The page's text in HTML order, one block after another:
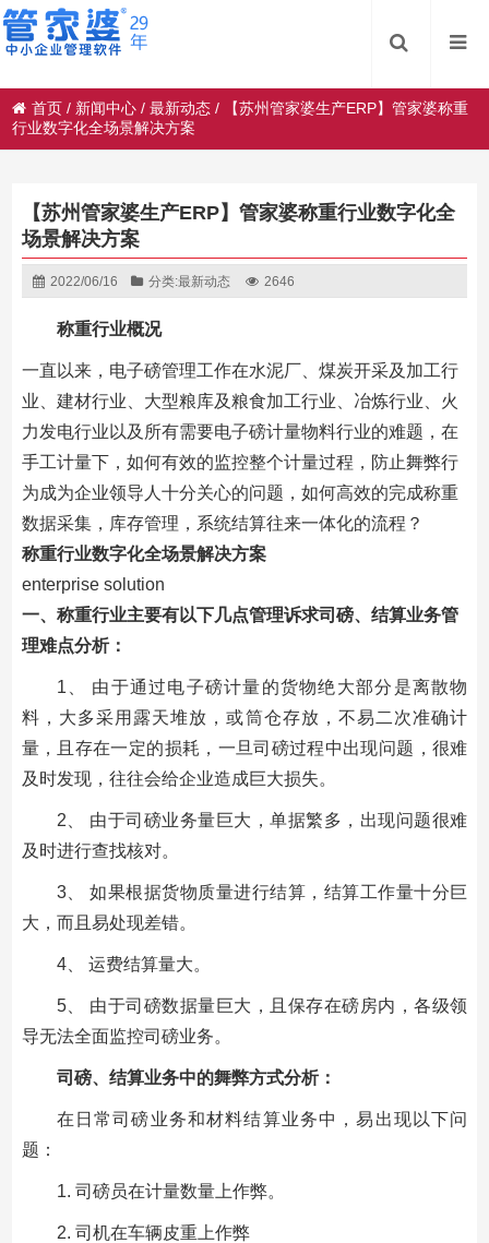
首页 / 新闻中心 /最新动态 /
【苏州管家婆生产ERP】管家婆称重
行业数字化全场景解决方案
【苏州管家婆生产ERP】管家婆称重行业数字化全
场景解决方案
2022/06/16 分类:最新动态 2646
称重行业概况
一直以来，电子磅管理工作在水泥厂、煤炭开采及加工行
业、建材行业、大型粮库及粮食加工行业、冶炼行业、火
力发电行业以及所有需要电子磅计量物料行业的难题，在
手工计量下，如何有效的监控整个计量过程，防止舞弊行
为成为企业领导人十分关心的问题，如何高效的完成称重
数据采集，库存管理，系统结算往来一体化的流程？
称重行业数字化全场景解决方案
enterprise solution
一、称重行业主要有以下几点管理诉求司磅、结算业务管
理难点分析：
1、 由于通过电子磅计量的货物绝大部分是离散物
料，大多采用露天堆放，或筒仓存放，不易二次准确计
量，且存在一定的损耗，一旦司磅过程中出现问题，很难
及时发现，往往会给企业造成巨大损失。
2、 由于司磅业务量巨大，单据繁多，出现问题很难
及时进行查找核对。
3、 如果根据货物质量进行结算，结算工作量十分巨
大，而且易处现差错。
4、 运费结算量大。
5、 由于司磅数据量巨大，且保存在磅房内，各级领
导无法全面监控司磅业务。
司磅、结算业务中的舞弊方式分析：
在日常司磅业务和材料结算业务中，易出现以下问
题：
1. 司磅员在计量数量上作弊。
2. 司机在车辆皮重上作弊